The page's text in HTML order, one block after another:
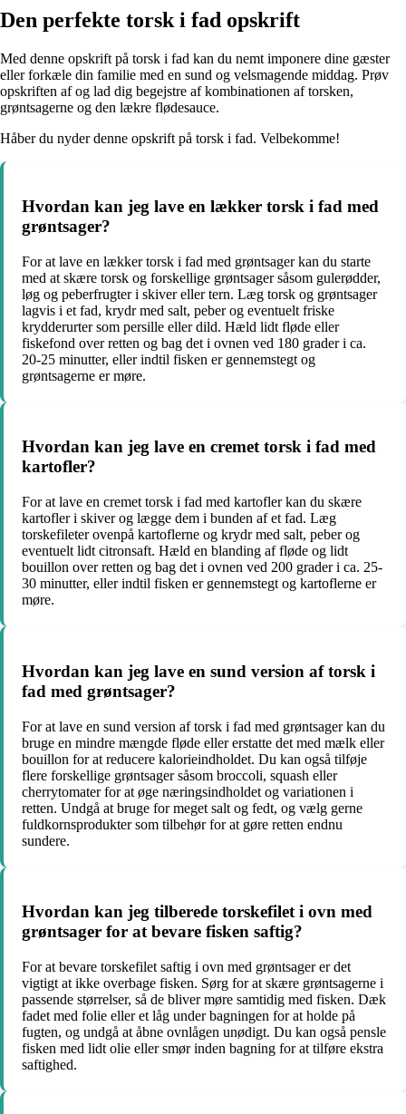
Den perfekte torsk i fad opskrift
Med denne opskrift på torsk i fad kan du nemt imponere dine gæster
eller forkæle din familie med en sund og velsmagende middag. Prøv
opskriften af og lad dig begejstre af kombinationen af torsken,
grøntsagerne og den lækre flødesauce.
Håber du nyder denne opskrift på torsk i fad. Velbekomme!
Hvordan kan jeg lave en lækker torsk i fad med
grøntsager?
For at lave en lækker torsk i fad med grøntsager kan du starte
med at skære torsk og forskellige grøntsager såsom gulerødder,
løg og peberfrugter i skiver eller tern. Læg torsk og grøntsager
lagvis i et fad, krydr med salt, peber og eventuelt friske
krydderurter som persille eller dild. Hæld lidt fløde eller
fiskefond over retten og bag det i ovnen ved 180 grader i ca.
20-25 minutter, eller indtil fisken er gennemstegt og
grøntsagerne er møre.
Hvordan kan jeg lave en cremet torsk i fad med
kartofler?
For at lave en cremet torsk i fad med kartofler kan du skære
kartofler i skiver og lægge dem i bunden af et fad. Læg
torskefileter ovenpå kartoflerne og krydr med salt, peber og
eventuelt lidt citronsaft. Hæld en blanding af fløde og lidt
bouillon over retten og bag det i ovnen ved 200 grader i ca. 25-
30 minutter, eller indtil fisken er gennemstegt og kartoflerne er
møre.
Hvordan kan jeg lave en sund version af torsk i
fad med grøntsager?
For at lave en sund version af torsk i fad med grøntsager kan du
bruge en mindre mængde fløde eller erstatte det med mælk eller
bouillon for at reducere kalorieindholdet. Du kan også tilføje
flere forskellige grøntsager såsom broccoli, squash eller
cherrytomater for at øge næringsindholdet og variationen i
retten. Undgå at bruge for meget salt og fedt, og vælg gerne
fuldkornsprodukter som tilbehør for at gøre retten endnu
sundere.
Hvordan kan jeg tilberede torskefilet i ovn med
grøntsager for at bevare fisken saftig?
For at bevare torskefilet saftig i ovn med grøntsager er det
vigtigt at ikke overbage fisken. Sørg for at skære grøntsagerne i
passende størrelser, så de bliver møre samtidig med fisken. Dæk
fadet med folie eller et låg under bagningen for at holde på
fugten, og undgå at åbne ovnlågen unødigt. Du kan også pensle
fisken med lidt olie eller smør inden bagning for at tilføre ekstra
saftighed.